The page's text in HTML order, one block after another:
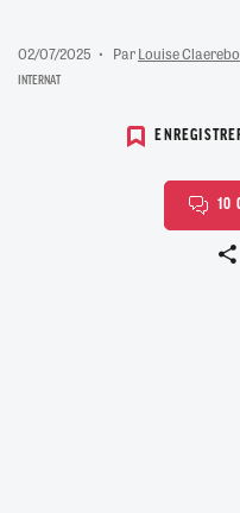
02/07/2025 ParLouise
INTERNAT
10